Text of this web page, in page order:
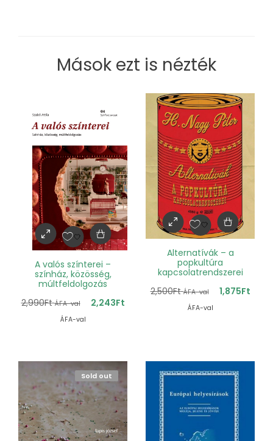
Mások ezt is nézték
A valós színterei –
színház, közösség,
múltfeldolgozás
2,990Ft ÁFA-val 2,243Ft
ÁFA-val
Alternatívák – a
popkultúra
kapcsolatrendszerei
2,500Ft ÁFA-val 1,875Ft
ÁFA-val
Sold out